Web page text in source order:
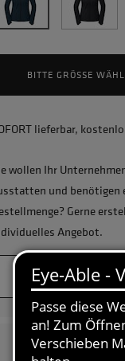
BITTE GRÖSSE
lieferbar,
wollen Ihr
und benötigen
Gerne
Angebot.
JETZT